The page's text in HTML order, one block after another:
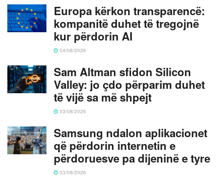
Europa kërkon transparencë:
kompanitë duhet të tregojnë
kur përdorin AI
04/08/2026
Sam Altman sfidon Silicon
Valley: jo çdo përparim duhet
të vijë sa më shpejt
03/08/2026
Samsung ndalon aplikacionet
që përdorin internetin e
përdoruesve pa dijeninë e tyre
03/08/2026